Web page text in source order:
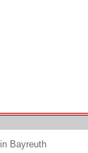
Bayreuth